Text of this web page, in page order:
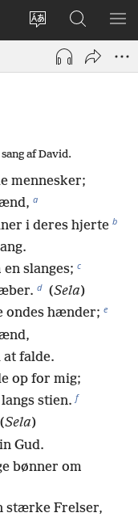
Vælg
sprog
Log
på
(åbner
Søg
på
JW.ORG
VIS
af David.
mennesker;
a
i deres hjerte b
slanges; c
d (Sela)
ondes hænder; e
falde.
op for mig;
stien. f
(Sela)
Gud.
bønner om
stærke Frelser,